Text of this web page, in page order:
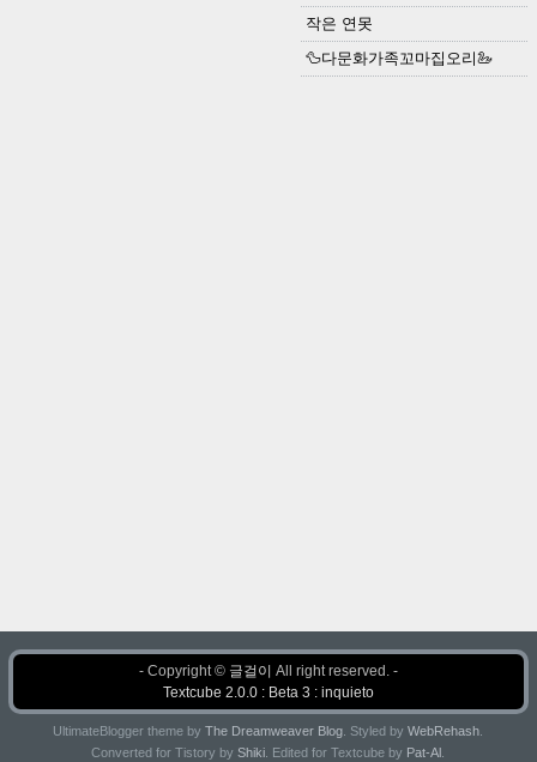
작은 연못
🦆다문화가족꼬마집오리🦢
- Copyright © 글걸이 All right reserved. -
Textcube 2.0.0 : Beta 3 : inquieto
UltimateBlogger theme byThe Dreamweaver Blog . Styled byWebRehash
Converted for Tistory byShiki . Edited for Textcube by Pat-Al